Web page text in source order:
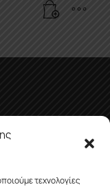
τεχνολογίες